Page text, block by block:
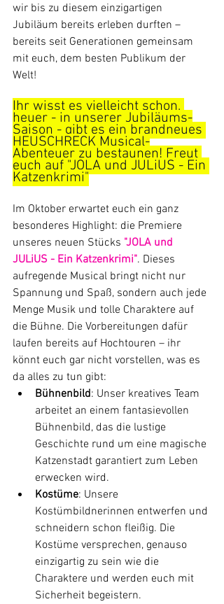
wir bis zu diesem einzigartigen
Jubiläum bereits erleben durften –
bereits seit Generationen gemeinsam
mit euch, dem besten Publikum der
Welt!
Ihr wisst es vielleicht schon,
heuer - in unserer Jubiläums-
Saison - gibt es ein brandneues
HEUSCHRECK Musical-
Abenteuer zu bestaunen! Freut
euch auf "JOLA und JULiUS - Ein
Katzenkrimi"
Im Oktober erwartet euch ein ganz
besonderes Highlight: die Premiere
unseres neuen Stücks "JOLA und
JULiUS - Ein Katzenkrimi". Dieses
aufregende Musical bringt nicht nur
Spannung und Spaß, sondern auch jede
Menge Musik und tolle Charaktere auf
die Bühne. Die Vorbereitungen dafür
laufen bereits auf Hochtouren – ihr
könnt euch gar nicht vorstellen, was es
da alles zu tun gibt:
Bühnenbild: Unser kreatives Team
arbeitet an einem fantasievollen
Bühnenbild, das die lustige
Geschichte rund um eine magische
Katzenstadt garantiert zum Leben
erwecken wird.
Kostüme: Unsere
Kostümbildnerinnen entwerfen und
schneidern schon fleißig. Die
Kostüme versprechen, genauso
einzigartig zu sein wie die
Charaktere und werden euch mit
Sicherheit begeistern.